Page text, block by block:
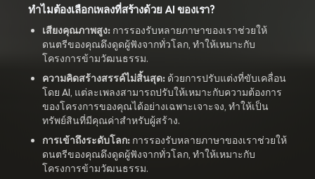
ทำไมต้องเลือกเพลงที่สร้างด้วย AI ของเรา?
เสียงคุณภาพสูง: การรองรับหลายภาษาของเราช่วยให้
ดนตรีของคุณดึงดูดผู้ฟังจากทั่วโลก, ทำให้เหมาะกับ
โครงการข้ามวัฒนธรรม.
ความคิดสร้างสรรค์ไม่สิ้นสุด: ด้วยการปรับแต่งที่ขับเคลื่อน
โดย AI, แต่ละเพลงสามารถปรับให้เหมาะกับความต้องการ
ของโครงการของคุณได้อย่างเฉพาะเจาะจง, ทำให้เป็น
ทรัพย์สินที่มีคุณค่าสำหรับผู้สร้าง.
การเข้าถึงระดับโลก: การรองรับหลายภาษาของเราช่วยให้
ดนตรีของคุณดึงดูดผู้ฟังจากทั่วโลก, ทำให้เหมาะกับ
โครงการข้ามวัฒนธรรม.